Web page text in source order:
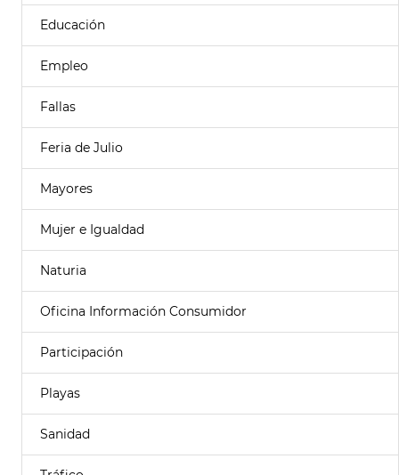
Educación
Empleo
Fallas
Feria de Julio
Mayores
Mujer e Igualdad
Naturia
Oficina Información Consumidor
Participación
Playas
Sanidad